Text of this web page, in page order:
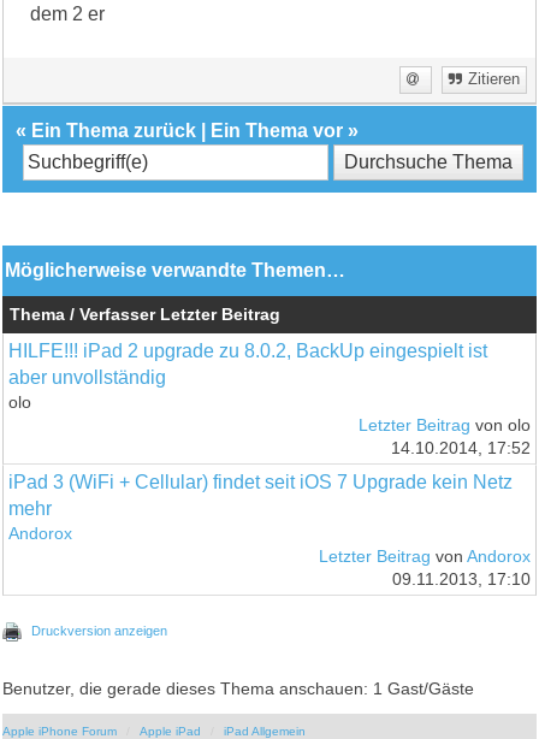
dem 2 er
Zitieren
« Ein Thema zurück Ein Thema vor »
Möglicherweise verwandte Themen…
Thema / Verfasser Letzter Beitrag
HILFE!!! iPad 2 upgrade zu 8.0.2, BackUp eingespielt ist
aber unvollständig
olo
Letzter Beitrag von olo
14.10.2014, 17:52
iPad 3 (WiFi + Cellular) findet seit iOS 7 Upgrade kein Netz
mehr
Andorox
Letzter Beitrag von Andorox
09.11.2013, 17:10
Druckversion anzeigen
Benutzer, die gerade dieses Thema anschauen: 1 Gast/Gäste
Apple iPhone Forum Apple iPad iPad Allgemein